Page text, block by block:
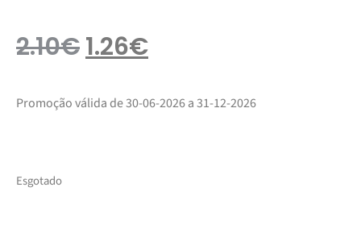
2.10€1.26€
Promoção válida de 30-06-2026 a 31-12-2026
Esgotado